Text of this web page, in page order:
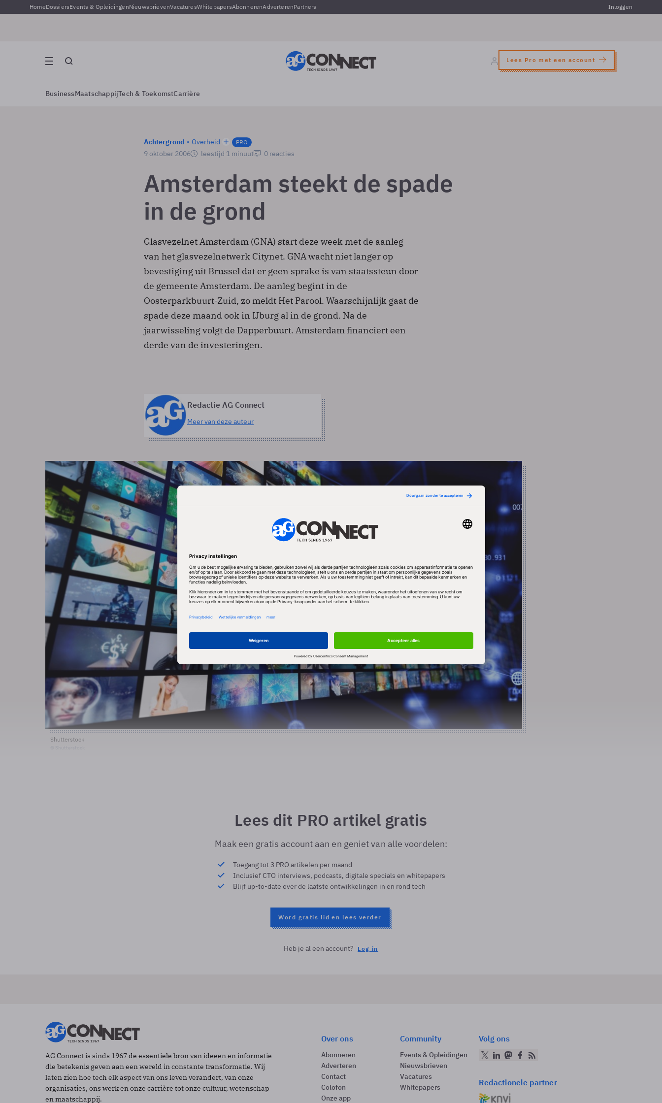
HomeDossiersEvents & OpleidingenNieuwsbrievenVacaturesWhitepapersAbonnerenAdverterenPartners Inloggen
Lees Pro met een account
BusinessMaatschappijTech & ToekomstCarrière
Achtergrond Overheid PRO
9 oktober 2006 leestijd 1 minuut 0 reacties
Amsterdam steekt de spade
in de grond
Glasvezelnet Amsterdam (GNA) start deze week met de aanleg
van het glasvezelnetwerk Citynet. GNA wacht niet langer op
bevestiging uit Brussel dat er geen sprake is van staatssteun door
de gemeente Amsterdam. De aanleg begint in de
Oosterparkbuurt-Zuid, zo meldt Het Parool. Waarschijnlijk gaat de
spade deze maand ook in IJburg al in de grond. Na de
jaarwisseling volgt de Dapperbuurt. Amsterdam financiert een
derde van de investeringen.
Redactie AG Connect
Meer van deze auteur
Shutterstock
Lees dit PRO artikel gratis
Maak een gratis account aan en geniet van alle voordelen:
Toegang tot 3 PRO artikelen per maand
Inclusief CTO interviews, podcasts, digitale specials en whitepapers
Blijf up-to-date over de laatste ontwikkelingen in en rond tech
Word gratis lid en lees verder
Heb je al een account? Log in
AG Connect is sinds 1967 de essentiële bron van ideeën en informatie
die betekenis geven aan een wereld in constante transformatie. Wij
laten zien hoe tech elk aspect van ons leven verandert, van onze
organisaties, ons werk en onze carrière tot onze cultuur, wetenschap
en maatschappij.
Over ons
Abonneren
Adverteren
Contact
Colofon
Onze app
Community
Events & Opleidingen
Nieuwsbrieven
Vacatures
Whitepapers
Volg ons
Redactionele partner